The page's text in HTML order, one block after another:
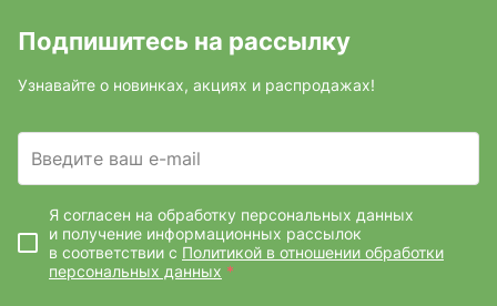
Подпишитесь на рассылку
Узнавайте о новинках, акциях и распродажах!
Введите ваш e-mail
Я согласен на обработку персональных данных
и получение информационных рассылок
в соответствии с Политикой в отношении обработки
персональных данных *